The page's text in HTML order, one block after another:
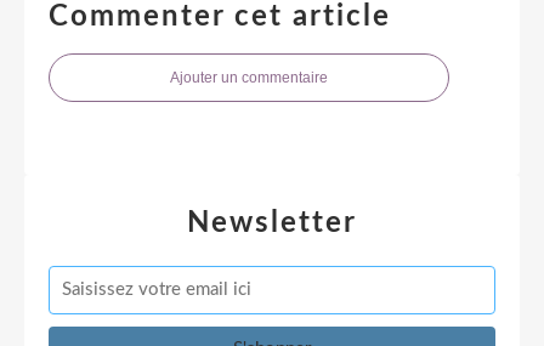
Commenter cet article
Ajouter un commentaire
Newsletter